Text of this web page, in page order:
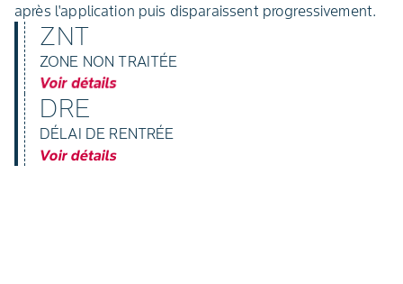
après l'application puis disparaissent progressivement.
ZNT
ZONE NON TRAITÉE
Voir détails
DRE
DÉLAI DE RENTRÉE
Voir détails